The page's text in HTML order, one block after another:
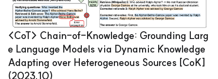
도입 1. Introduction 복잡한 문제를 여러 세부 태스크로 쪼개어 처리하는 Chai
n of Thought (CoT) 방식..
<CoT> Chain-of-Knowledge: Grounding Larg
e Language Models via Dynamic Knowledge
Adapting over Heterogeneous Sources [CoK]
(2023.10)